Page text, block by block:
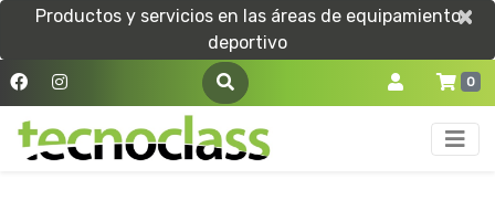
Productos y servicios en las áreas de equipamiento
deportivo
×
×
0